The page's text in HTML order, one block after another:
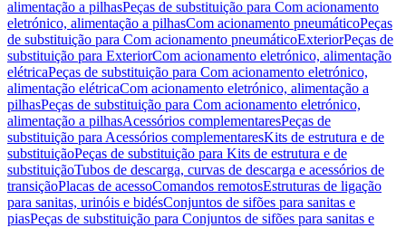
alimentação a pilhasPeças de substituição para Com acionamento
eletrónico, alimentação a pilhasCom acionamento pneumáticoPeças
de substituição para Com acionamento pneumáticoExteriorPeças de
substituição para ExteriorCom acionamento eletrónico, alimentação
elétricaPeças de substituição para Com acionamento eletrónico,
alimentação elétricaCom acionamento eletrónico, alimentação a
pilhasPeças de substituição para Com acionamento eletrónico,
alimentação a pilhasAcessórios complementaresPeças de
substituição para Acessórios complementaresKits de estrutura e de
substituiçãoPeças de substituição para Kits de estrutura e de
substituiçãoTubos de descarga, curvas de descarga e acessórios de
transiçãoPlacas de acessoComandos remotosEstruturas de ligação
para sanitas, urinóis e bidésConjuntos de sifões para sanitas e
piasPeças de substituição para Conjuntos de sifões para sanitas e